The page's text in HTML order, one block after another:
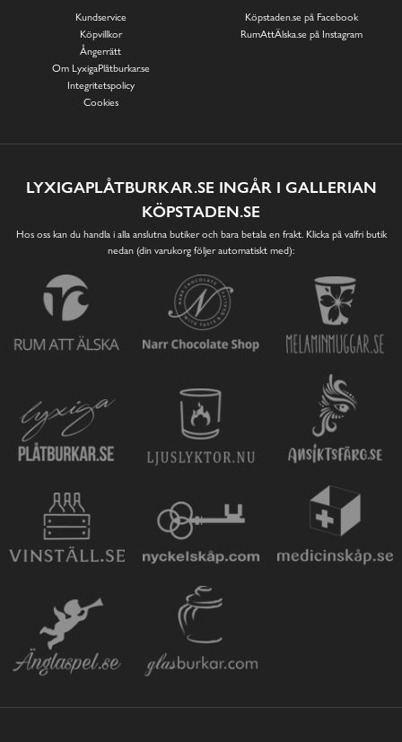
Kundservice
Köpvillkor
Ångerrätt
Om LyxigaPlåtburkar.se
Integritetspolicy
Cookies
Köpstaden.se på Facebook
RumAttÄlska.se på Instagram
LYXIGAPLÅTBURKAR.SE INGÅR I GALLERIAN
KÖPSTADEN.SE
Hos oss kan du handla i alla anslutna butiker och bara betala en frakt. Klicka på valfri butik
nedan (din varukorg följer automatiskt med):